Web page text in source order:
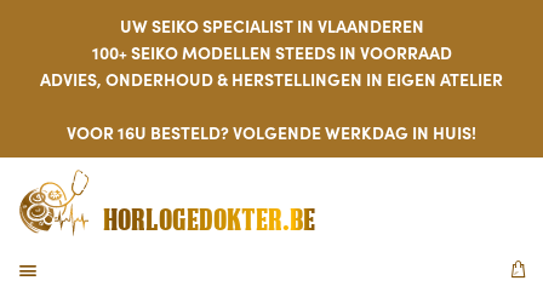
UW SEIKO SPECIALIST IN VLAANDEREN
100+ SEIKO MODELLEN STEEDS IN VOORRAAD
ADVIES, ONDERHOUD & HERSTELLINGEN IN EIGEN ATELIER
VOOR 16U BESTELD? VOLGENDE WERKDAG IN HUIS!
HORLOGEDOKTER.BE